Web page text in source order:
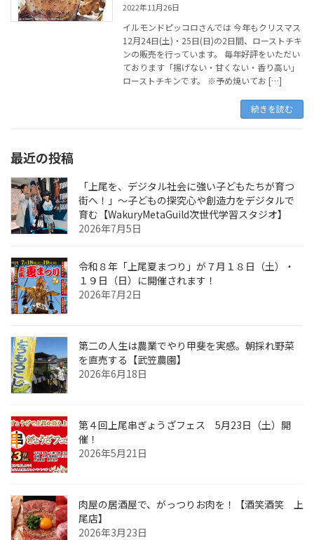
2022年11月26日
イルモンドピッコロさんでは 今年もクリスマス
12月24日(土)・25日(日)の2日間、ローストチキ
ンの販売を行っています。 毎年好評をいただい
ております「揚げない・甘くない・香り高い」
ローストチキンです。 ※予め焼いてお […]
続きを読む
最近の投稿
「上尾を、デジタル社会に強い子どもたちが育つ
街へ！」〜子どもの探究心や創造力をデジタルで
育む【WakuryMetaGuild次世代学習スタジオ】
2026年7月5日
令和８年「上尾夏まつり」が７月１８日（土）・
１９日（日）に開催されます！
2026年7月2日
第二の人生は農業でやり甲斐を実感。朝採れ野菜
を直売する【武笠農園】
2026年6月18日
第４回上尾串ぎょうざフェス 5月23日（土）開
催！
2026年5月21日
肉屋の居酒屋で、がっつりお肉を！【酒笑酒笑 上
尾店】
2026年3月23日